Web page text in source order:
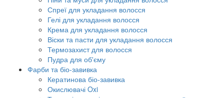
Спреї для укладання волосся
Гелі для укладання волосся
Крема для укладання волосся
Віски та пасти для укладання волосся
Термозахист для волосся
Пудра для об'єму
Фарби та біо-завивка
Кератинова біо-завивка
Окислювачі Oxi